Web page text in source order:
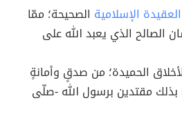
العقيدة الإسلامية الصحيحة؛ ممّا
الصالح الذي يعبد الله على
الحميدة؛ من صدقٍ وأمانةٍ
بذلك مقتدين برسول الله -صلّى